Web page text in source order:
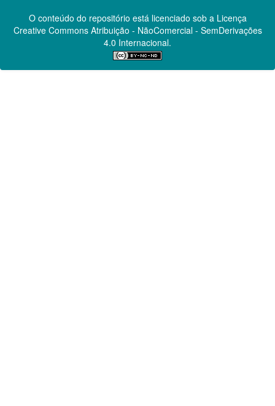
O conteúdo do repositório está licenciado sob a Licença
Creative CommonsAtribuição - NãoComercial - SemDerivações
4.0 Internacional.